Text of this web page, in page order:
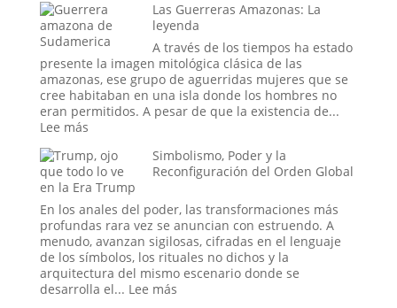
donde
Decide
la
Hora
del
Apocalipsis
«Niños
y
el
Proyecto
Stargate:
¿La
de
la
o
el
Sueño
de
un
Espía?
Las Guerreras Amazonas: La
leyenda
A través de los tiempos ha estado
presente la imagen mitológica clásica de las
amazonas, ese grupo de aguerridas mujeres que se
cree habitaban en una isla donde los hombres no
eran permitidos. A pesar de que la existencia de...
Lee más:
Guerreras
Amazonas:
La
leyenda
Simbolismo, Poder y la
Reconfiguración del Orden Global
en la Era Trump
En los anales del poder, las transformaciones más
profundas rara vez se anuncian con estruendo. A
menudo, avanzan sigilosas, cifradas en el lenguaje
de los símbolos, los rituales no dichos y la
arquitectura del mismo escenario donde se
desarrolla el... Lee más: